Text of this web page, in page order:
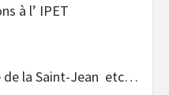
à l’ IPET
de la Saint-Jean etc…